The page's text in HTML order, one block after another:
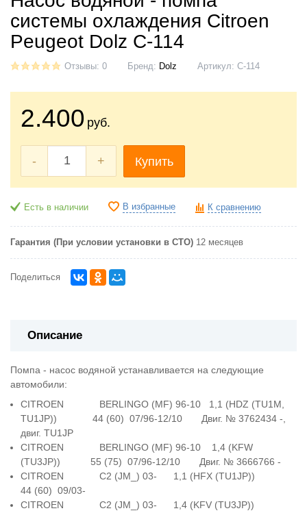
системы охлаждения Citroen
Peugeot Dolz C-114
Отзывы: 0 Бренд: Dolz Артикул: C-114
2.400 руб.
- + Купить
Есть в наличии В избранные К сравнению
Гарантия (При условии установки в СТО) 12 месяцев
Поделиться
Описание
Помпа - насос водяной устанавливается на следующие
автомобили:
CITROEN BERLINGO (MF) 96-10 1,1 (HDZ (TU1M,
TU1JP)) 44 (60) 07/96-12/10 Двиг. № 3762434 -,
двиг. TU1JP
CITROEN BERLINGO (MF) 96-10 1,4 (KFW
(TU3JP)) 55 (75) 07/96-12/10 Двиг. № 3666766 -
CITROEN C2 (JM_) 03- 1,1 (HFX (TU1JP))
44 (60) 09/03-
CITROEN C2 (JM_) 03- 1,4 (KFV (TU3JP))